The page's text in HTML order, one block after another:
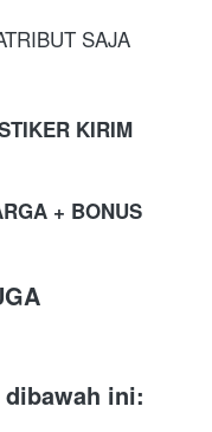
SAJA
KIRIM
+ BONUS
ini: